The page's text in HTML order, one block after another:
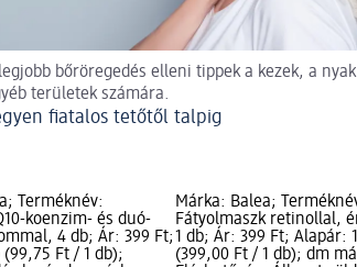
bőröregedés elleni tippek a kezek, a
területek számára.
fiatalos tetőtől talpig
Terméknév:
koenzim- és duó-
4 db; Ár: 399 Ft;
Ft / 1 db);
Márka: Balea;
Fátyolmaszk retinollal,
1 db; Ár: 399 Ft; Alapár:
(399,00 Ft / 1 db); dm